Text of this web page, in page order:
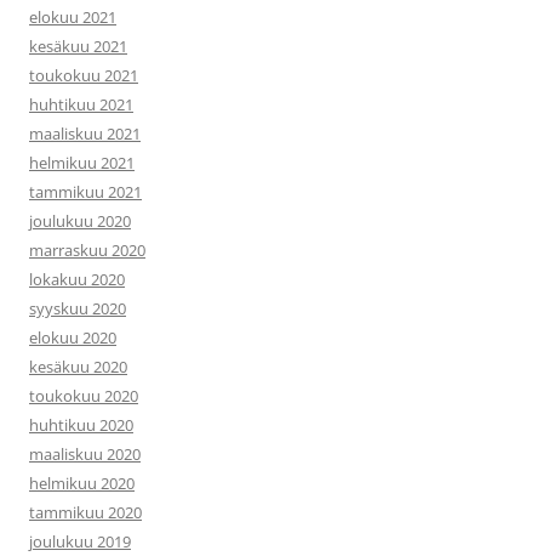
elokuu 2021
kesäkuu 2021
toukokuu 2021
huhtikuu 2021
maaliskuu 2021
helmikuu 2021
tammikuu 2021
joulukuu 2020
marraskuu 2020
lokakuu 2020
syyskuu 2020
elokuu 2020
kesäkuu 2020
toukokuu 2020
huhtikuu 2020
maaliskuu 2020
helmikuu 2020
tammikuu 2020
joulukuu 2019